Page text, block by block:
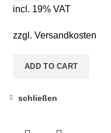
incl. 19% VAT
zzgl. Versandkosten
ADD TO CART
schließen